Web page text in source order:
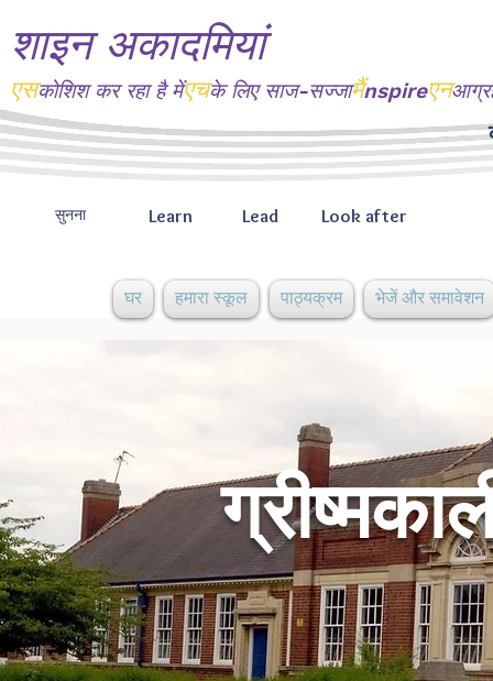
शाइन अकादमियां
एसकोशिश कर रहा है मेंएचके लिए साज-सज्जामैंnspireएन
सुनना Learn Lead Look after
घर हमारा स्कूल पाठ्यक्रम भेजें और समावेशन